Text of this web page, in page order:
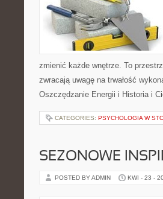
zmienić każde wnętrze. To
zwracają uwagę na trwałość
Oszczędzanie Energii i Historia i
CATEGORIES: PSYCHOLOGIA W
SEZONOWE
POSTED BY ADMIN KWI - 23 -